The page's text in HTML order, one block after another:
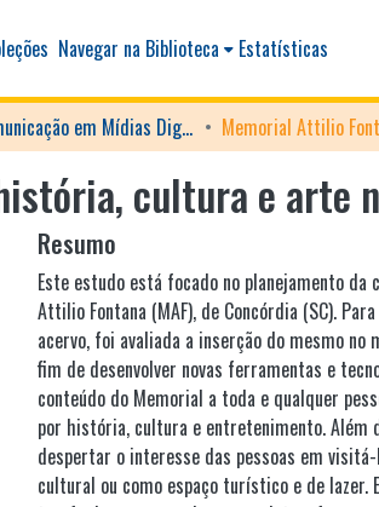
Navegar na Biblioteca Estatísticas
Gestão da Comunicação em Mídias Digitais
cultura e arte
Resumo
Este estudo está focado no planejamento da
Attilio Fontana (MAF), de Concórdia (SC).
acervo, foi avaliada a inserção do mesmo
fim de desenvolver novas ferramentas e
conteúdo do Memorial a toda e qualquer
por história, cultura e entretenimento.
despertar o interesse das pessoas em
cultural ou como espaço turístico e de lazer.